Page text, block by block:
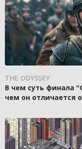
THE ODYSSEY
В чем суть финала
чем он отличается